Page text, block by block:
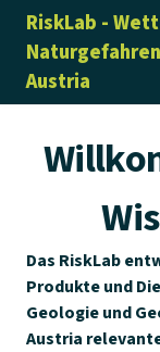
RiskLab -
Austria
Das RiskLab
Produkte und
Geologie und
Austria